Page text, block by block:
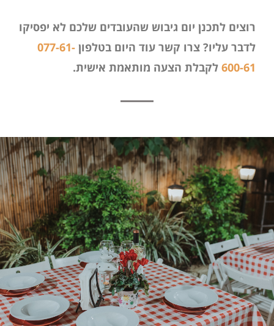
רוצים לתכנן יום גיבוש שהעובדים שלכם לא יפסיקו
לדבר עליו? צרו קשר עוד היום בטלפון 077-61-
600-61 לקבלת הצעה מותאמת אישית.